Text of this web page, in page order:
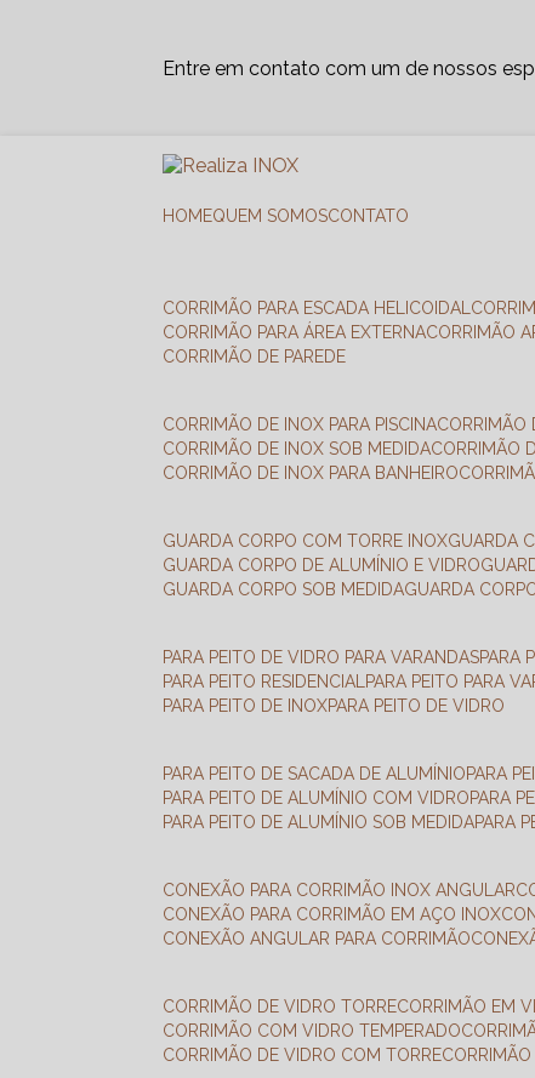
Entre em contato com um de nossos
HOME QUEM SOMOS CONTATO
CORRIMÃO PARA ESCADA HELICOIDAL
CORRIMÃO PARA ÁREA EXTERNA
CORRIMÃO
CORRIMÃO DE PAREDE
CORRIMÃO DE INOX PARA PISCINA
CORRIMÃO DE INOX SOB MEDIDA
CORRIMÃO
CORRIMÃO DE INOX PARA BANHEIRO
GUARDA CORPO COM TORRE INOX
GUARDA
GUARDA CORPO DE ALUMÍNIO E VIDRO
GUARDA CORPO SOB MEDIDA
GUARDA
PARA PEITO DE VIDRO PARA VARANDAS PARA
PARA PEITO RESIDENCIAL
PARA PEITO PARA
PARA PEITO DE INOX PARA PEITO DE VIDRO
PARA PEITO DE SACADA DE ALUMÍNIO PARA
PARA PEITO DE ALUMÍNIO COM VIDRO PARA
PARA PEITO DE ALUMÍNIO SOB MEDIDA PARA
CONEXÃO PARA CORRIMÃO INOX ANGULAR
CONEXÃO PARA CORRIMÃO EM AÇO INOX
CONEXÃO ANGULAR PARA CORRIMÃO
CORRIMÃO DE VIDRO TORRE
CORRIMÃO EM
CORRIMÃO COM VIDRO TEMPERADO
CORRIMÃO DE VIDRO COM TORRE